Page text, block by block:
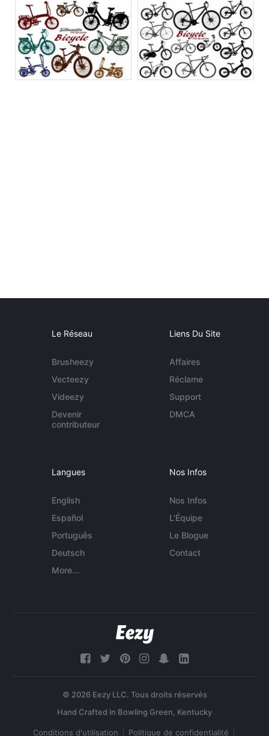
Le Réseau
Brusheezy
Vecteezy
Videezy
Devenir
contributeur
Liens Du Site
Affaires
Réclame
Support
DMCA
Langues
English
Español
Português
Deutsch
More...
Nos Infos
Nos Infos
L'Équipe
Le Blogue
Contact
© 2026 Eezy LLC. Tous droits réservés
Conditions d'utilisation Politique de confidentialité